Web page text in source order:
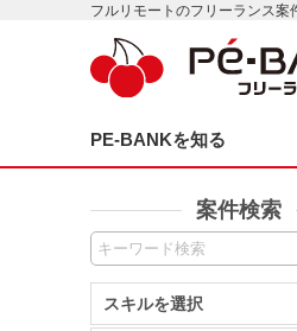
フルリモートのフリーランス案
PE-BANKを知る
案件検索
スキルを選択